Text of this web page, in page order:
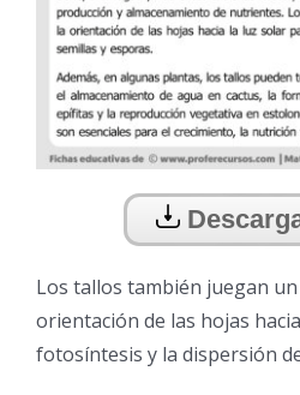
Los tallos también juegan
orientación de las hojas
fotosíntesis y la dispersión